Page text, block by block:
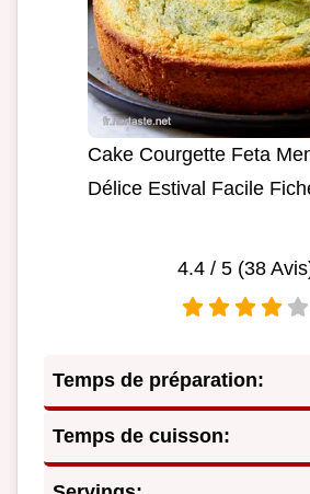
Cake Courgette Feta
Délice Estival Facile
4.4/ 5 (38
Temps de préparation:
Temps de cuisson: